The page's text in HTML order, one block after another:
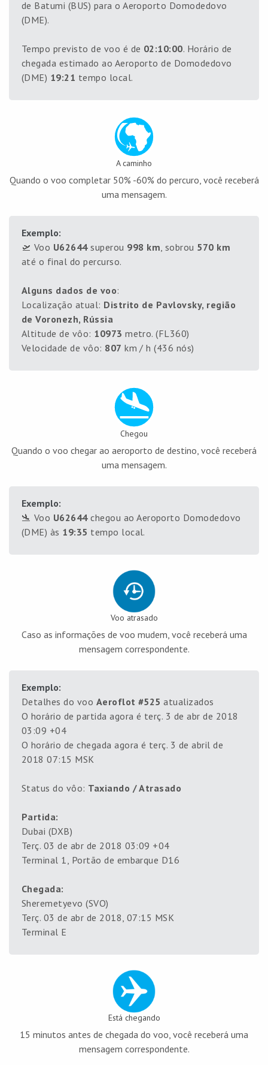
de Batumi (BUS) para o Aeroporto Domodedovo
(DME).
Tempo previsto de voo é de 02:10:00. Horário de
chegada estimado ao Aeroporto de Domodedovo
(DME) 19:21 tempo local.
A caminho
Quando o voo completar 50% -60% do percuro, você receberá
uma mensagem.
Exemplo:
🛫 Voo U62644superou 998 km, sobrou 570 km
até o final do percurso.
Alguns dados de voo:
Localização atual: Distrito de Pavlovsky, região
de Voronezh, Rússia
Altitude de vôo: 10973 metro. (FL360)
Velocidade de vôo: 807 km / h (436 nós)
Chegou
Quando o voo chegar ao aeroporto de destino, você receberá
uma mensagem.
Exemplo:
🛬 Voo U62644chegou ao Aeroporto Domodedovo
(DME) às 19:35 tempo local.
Voo atrasado
Caso as informações de voo mudem, você receberá uma
mensagem correspondente.
Exemplo:
Detalhes do voo Aeroflot #525 atualizados
O horário de partida agora é terç. 3 de abr de 2018
03:09 +04
O horário de chegada agora é terç. 3 de abril de
2018 07:15 MSK
Status do vôo: Taxiando / Atrasado
Partida:
Dubai (DXB)
Terç. 03 de abr de 2018 03:09 +04
Terminal 1, Portão de embarque D16
Chegada:
Sheremetyevo (SVO)
Terç. 03 de abr de 2018, 07:15 MSK
Terminal E
Está chegando
15 minutos antes de chegada do voo, você receberá uma
mensagem correspondente.